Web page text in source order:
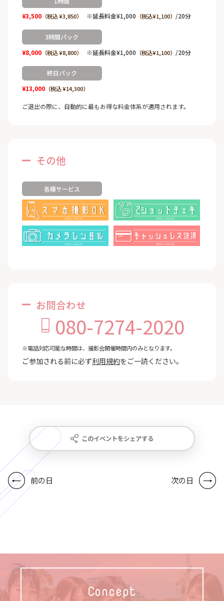
¥3,500（税込 ¥3,850） ※延長料金¥1,000 （税込¥1,100） /20分
3時間パック
¥8,000（税込 ¥8,800） ※延長料金¥1,000 （税込¥1,100） /20分
終日パック
¥13,000（税込 ¥14,300）
ご退出の際に、自動的に最もお得な料金体系が適用されます。
その他
各種サービス
お問合わせ
080-7274-2020
※電話対応可能な時間は、撮影会開催時間内のみとなります。
ご参加される前に必ず利用規約をご一読ください。
このイベントをシェアする
前の日 次の日
Concept